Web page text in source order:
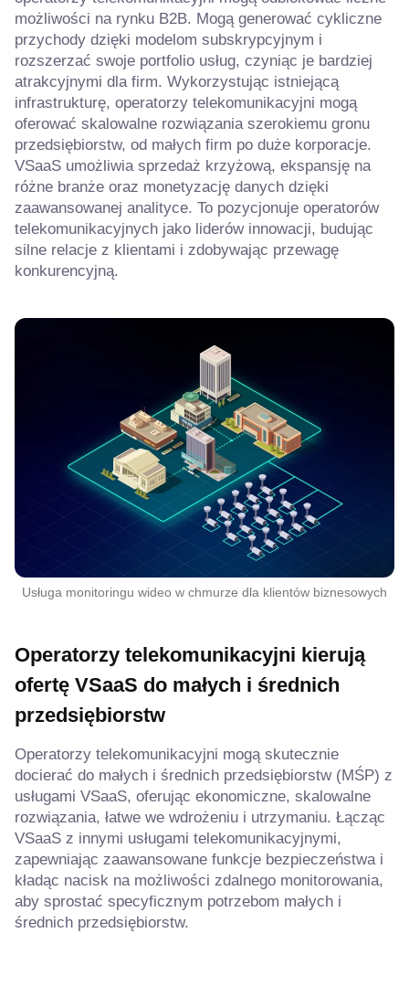
możliwości na rynku B2B. Mogą generować cykliczne
przychody dzięki modelom subskrypcyjnym i
rozszerzać swoje portfolio usług, czyniąc je bardziej
atrakcyjnymi dla firm. Wykorzystując istniejącą
infrastrukturę, operatorzy telekomunikacyjni mogą
oferować skalowalne rozwiązania szerokiemu gronu
przedsiębiorstw, od małych firm po duże korporacje.
VSaaS umożliwia sprzedaż krzyżową, ekspansję na
różne branże oraz monetyzację danych dzięki
zaawansowanej analityce. To pozycjonuje operatorów
telekomunikacyjnych jako liderów innowacji, budując
silne relacje z klientami i zdobywając przewagę
konkurencyjną.
Usługa monitoringu wideo w chmurze dla klientów biznesowych
Operatorzy telekomunikacyjni kierują
ofertę VSaaS do małych i średnich
przedsiębiorstw
Operatorzy telekomunikacyjni mogą skutecznie
docierać do małych i średnich przedsiębiorstw (MŚP) z
usługami VSaaS, oferując ekonomiczne, skalowalne
rozwiązania, łatwe we wdrożeniu i utrzymaniu. Łącząc
VSaaS z innymi usługami telekomunikacyjnymi,
zapewniając zaawansowane funkcje bezpieczeństwa i
kładąc nacisk na możliwości zdalnego monitorowania,
aby sprostać specyficznym potrzebom małych i
średnich przedsiębiorstw.